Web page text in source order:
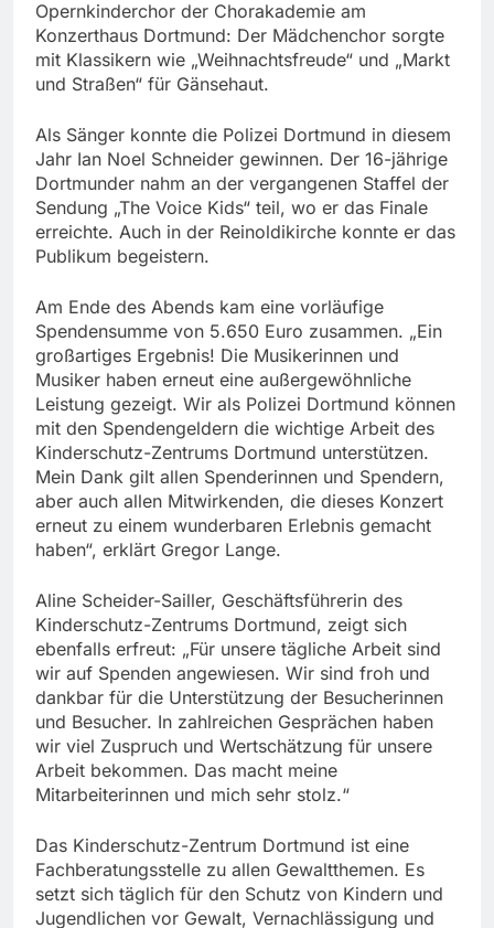
Opernkinderchor der Chorakademie am
Konzerthaus Dortmund: Der Mädchenchor sorgte
mit Klassikern wie „Weihnachtsfreude“ und „Markt
und Straßen“ für Gänsehaut.
Als Sänger konnte die Polizei Dortmund in diesem
Jahr Ian Noel Schneider gewinnen. Der 16-jährige
Dortmunder nahm an der vergangenen Staffel der
Sendung „The Voice Kids“ teil, wo er das Finale
erreichte. Auch in der Reinoldikirche konnte er das
Publikum begeistern.
Am Ende des Abends kam eine vorläufige
Spendensumme von 5.650 Euro zusammen. „Ein
großartiges Ergebnis! Die Musikerinnen und
Musiker haben erneut eine außergewöhnliche
Leistung gezeigt. Wir als Polizei Dortmund können
mit den Spendengeldern die wichtige Arbeit des
Kinderschutz-Zentrums Dortmund unterstützen.
Mein Dank gilt allen Spenderinnen und Spendern,
aber auch allen Mitwirkenden, die dieses Konzert
erneut zu einem wunderbaren Erlebnis gemacht
haben“, erklärt Gregor Lange.
Aline Scheider-Sailler, Geschäftsführerin des
Kinderschutz-Zentrums Dortmund, zeigt sich
ebenfalls erfreut: „Für unsere tägliche Arbeit sind
wir auf Spenden angewiesen. Wir sind froh und
dankbar für die Unterstützung der Besucherinnen
und Besucher. In zahlreichen Gesprächen haben
wir viel Zuspruch und Wertschätzung für unsere
Arbeit bekommen. Das macht meine
Mitarbeiterinnen und mich sehr stolz.“
Das Kinderschutz-Zentrum Dortmund ist eine
Fachberatungsstelle zu allen Gewaltthemen. Es
setzt sich täglich für den Schutz von Kindern und
Jugendlichen vor Gewalt, Vernachlässigung und